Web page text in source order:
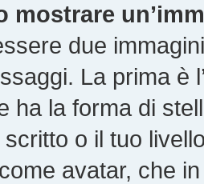
mostrare
due
La prima è
ha la forma di
o il tuo
avatar, che